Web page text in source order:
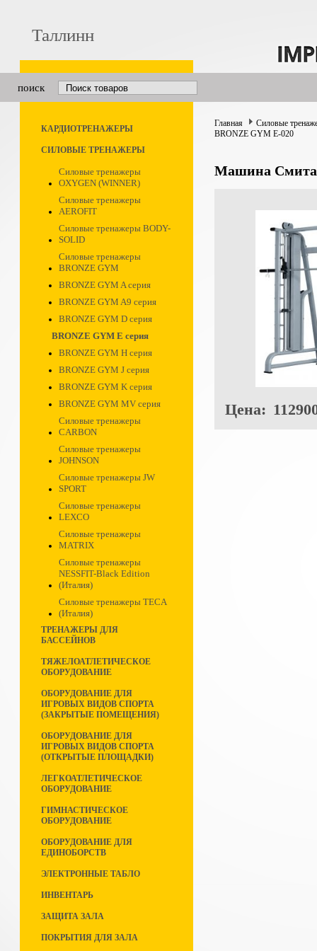
Таллинн
поиск
КАРДИОТРЕНАЖЕРЫ
СИЛОВЫЕ ТРЕНАЖЕРЫ
Силовые тренажеры
OXYGEN (WINNER)
Силовые тренажеры
AEROFIT
Силовые тренажеры BODY-
SOLID
Силовые тренажеры
BRONZE GYM
BRONZE GYM A серия
BRONZE GYM A9 серия
BRONZE GYM D серия
BRONZE GYM E серия
BRONZE GYM H серия
BRONZE GYM J серия
BRONZE GYM K серия
BRONZE GYM MV серия
Силовые тренажеры
CARBON
Силовые тренажеры
JOHNSON
Силовые тренажеры JW
SPORT
Силовые тренажеры
LEXCO
Силовые тренажеры
MATRIX
Силовые тренажеры
NESSFIT-Black Edition
(Италия)
Силовые тренажеры TECA
(Италия)
ТРЕНАЖЕРЫ ДЛЯ
БАССЕЙНОВ
ТЯЖЕЛОАТЛЕТИЧЕСКОЕ
ОБОРУДОВАНИЕ
ОБОРУДОВАНИЕ ДЛЯ
ИГРОВЫХ ВИДОВ СПОРТА
(ЗАКРЫТЫЕ ПОМЕЩЕНИЯ)
ОБОРУДОВАНИЕ ДЛЯ
ИГРОВЫХ ВИДОВ СПОРТА
(ОТКРЫТЫЕ ПЛОЩАДКИ)
ЛЕГКОАТЛЕТИЧЕСКОЕ
ОБОРУДОВАНИЕ
ГИМНАСТИЧЕСКОЕ
ОБОРУДОВАНИЕ
ОБОРУДОВАНИЕ ДЛЯ
ЕДИНОБОРСТВ
ЭЛЕКТРОННЫЕ ТАБЛО
ИНВЕНТАРЬ
ЗАЩИТА ЗАЛА
ПОКРЫТИЯ ДЛЯ ЗАЛА
Главная
Силовые
BRONZE GYM E-020
Машина Смита
Цена: